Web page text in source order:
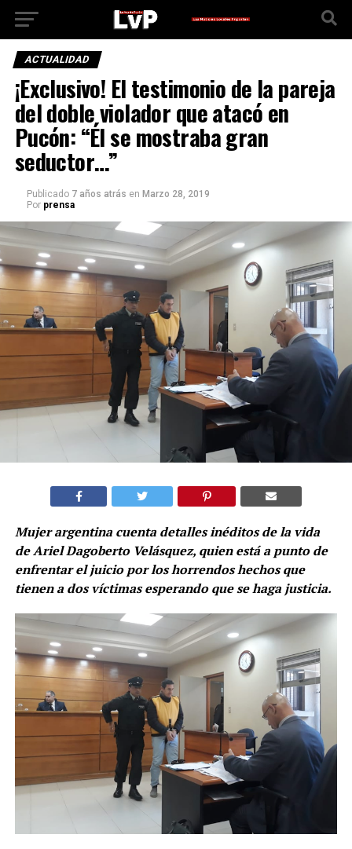
ACTUALIDAD
¡Exclusivo! El testimonio de la pareja
del doble violador que atacó en
Pucón: “Él se mostraba gran
seductor…”
Publicado 7 años atrás en Marzo 28, 2019
Por prensa
Mujer argentina cuenta detalles inéditos de la vida
de Ariel Dagoberto Velásquez, quien está a punto de
enfrentar el juicio por los horrendos hechos que
tienen a dos víctimas esperando que se haga justicia.